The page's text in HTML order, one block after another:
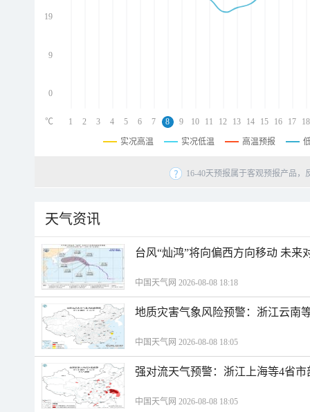
19
9
0
1 2 3 4 5 6 7 8 9 10 11 12 13 14 15 16 17 18
℃
实况高温 实况低温 高温预报
16-40天预报属于客观预报产品
天气资讯
台风“灿鸿”将向偏西方向移动 未来
中国天气网 2026-08-08 18:18
地质灾害气象风险预警：浙江云南
中国天气网 2026-08-08 18:05
强对流天气预警：浙江上海等4省
中国天气网 2026-08-08 18:05